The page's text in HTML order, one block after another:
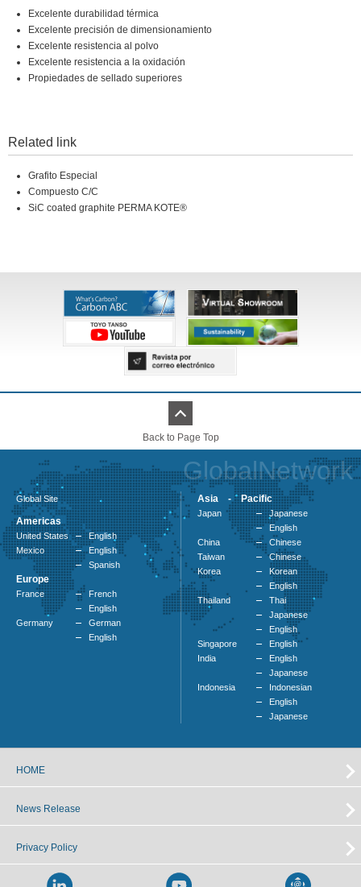
Excelente durabilidad térmica
Excelente precisión de dimensionamiento
Excelente resistencia al polvo
Excelente resistencia a la oxidación
Propiedades de sellado superiores
Related link
Grafito Especial
Compuesto C/C
SiC coated graphite PERMA KOTE®
Back to Page Top
GlobalNetwork
Global Site
Americas
United States
English
Mexico
English
Spanish
Europe
France
French
English
Germany
German
English
Asia - Pacific
Japan
Japanese
English
China
Chinese
Taiwan
Chinese
Korea
Korean
English
Thailand
Thai
Japanese
English
Singapore
English
India
English
Japanese
Indonesia
Indonesian
English
Japanese
HOME
News Release
Privacy Policy